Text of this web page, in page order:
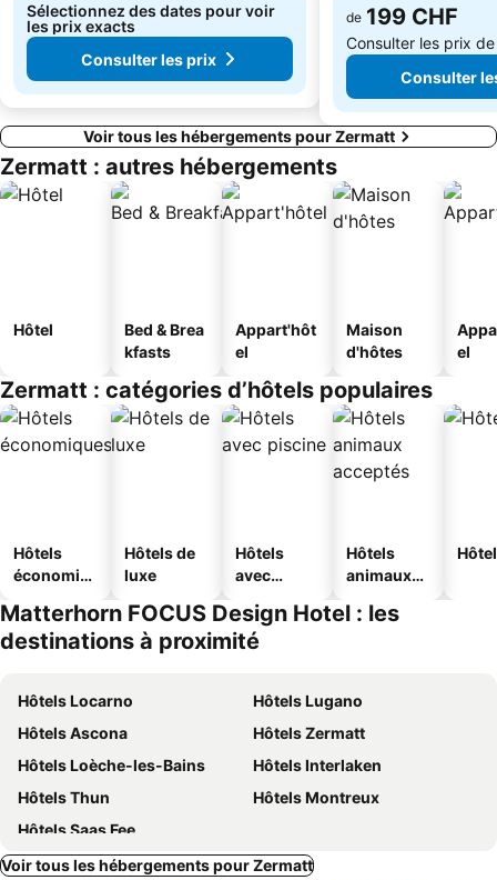
Sélectionnez des dates pour voir
les prix exacts
Consulter les prix
de 199 CHF
Consulter les prix
Consulter
Voir tous les hébergements pour Zermatt
Zermatt : autres hébergements
Hôtel
Bed & Brea
kfasts
Appart'hôt
el
Maison
d'hôtes
el
Zermatt : catégories d’hôtels populaires
Hôtels
économiq
Hôtels de
luxe
Hôtels
avec
Hôtels
animaux
Matterhorn FOCUS Design Hotel : les
destinations à proximité
Hôtels Locarno
Hôtels Lugano
Hôtels Ascona
Hôtels Zermatt
Hôtels Loèche-les-Bains
Hôtels Interlaken
Hôtels Thun
Hôtels Montreux
Hôtels Saas Fee
Voir tous les hébergements pour Zermatt